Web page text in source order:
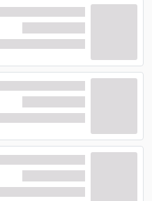
ساختمانی پذیرایی خوبی
آورد. تمامی این اتاق
طراحی شده اند و دارای
همچنین از نظر امکانات
جمله امکاناتی که در این
است یخچال، مبلمان،
چای ساز، حمام ... هستند.
امکانات